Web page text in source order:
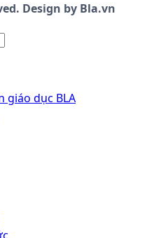
Design by Bla.vn
giáo dục BLA